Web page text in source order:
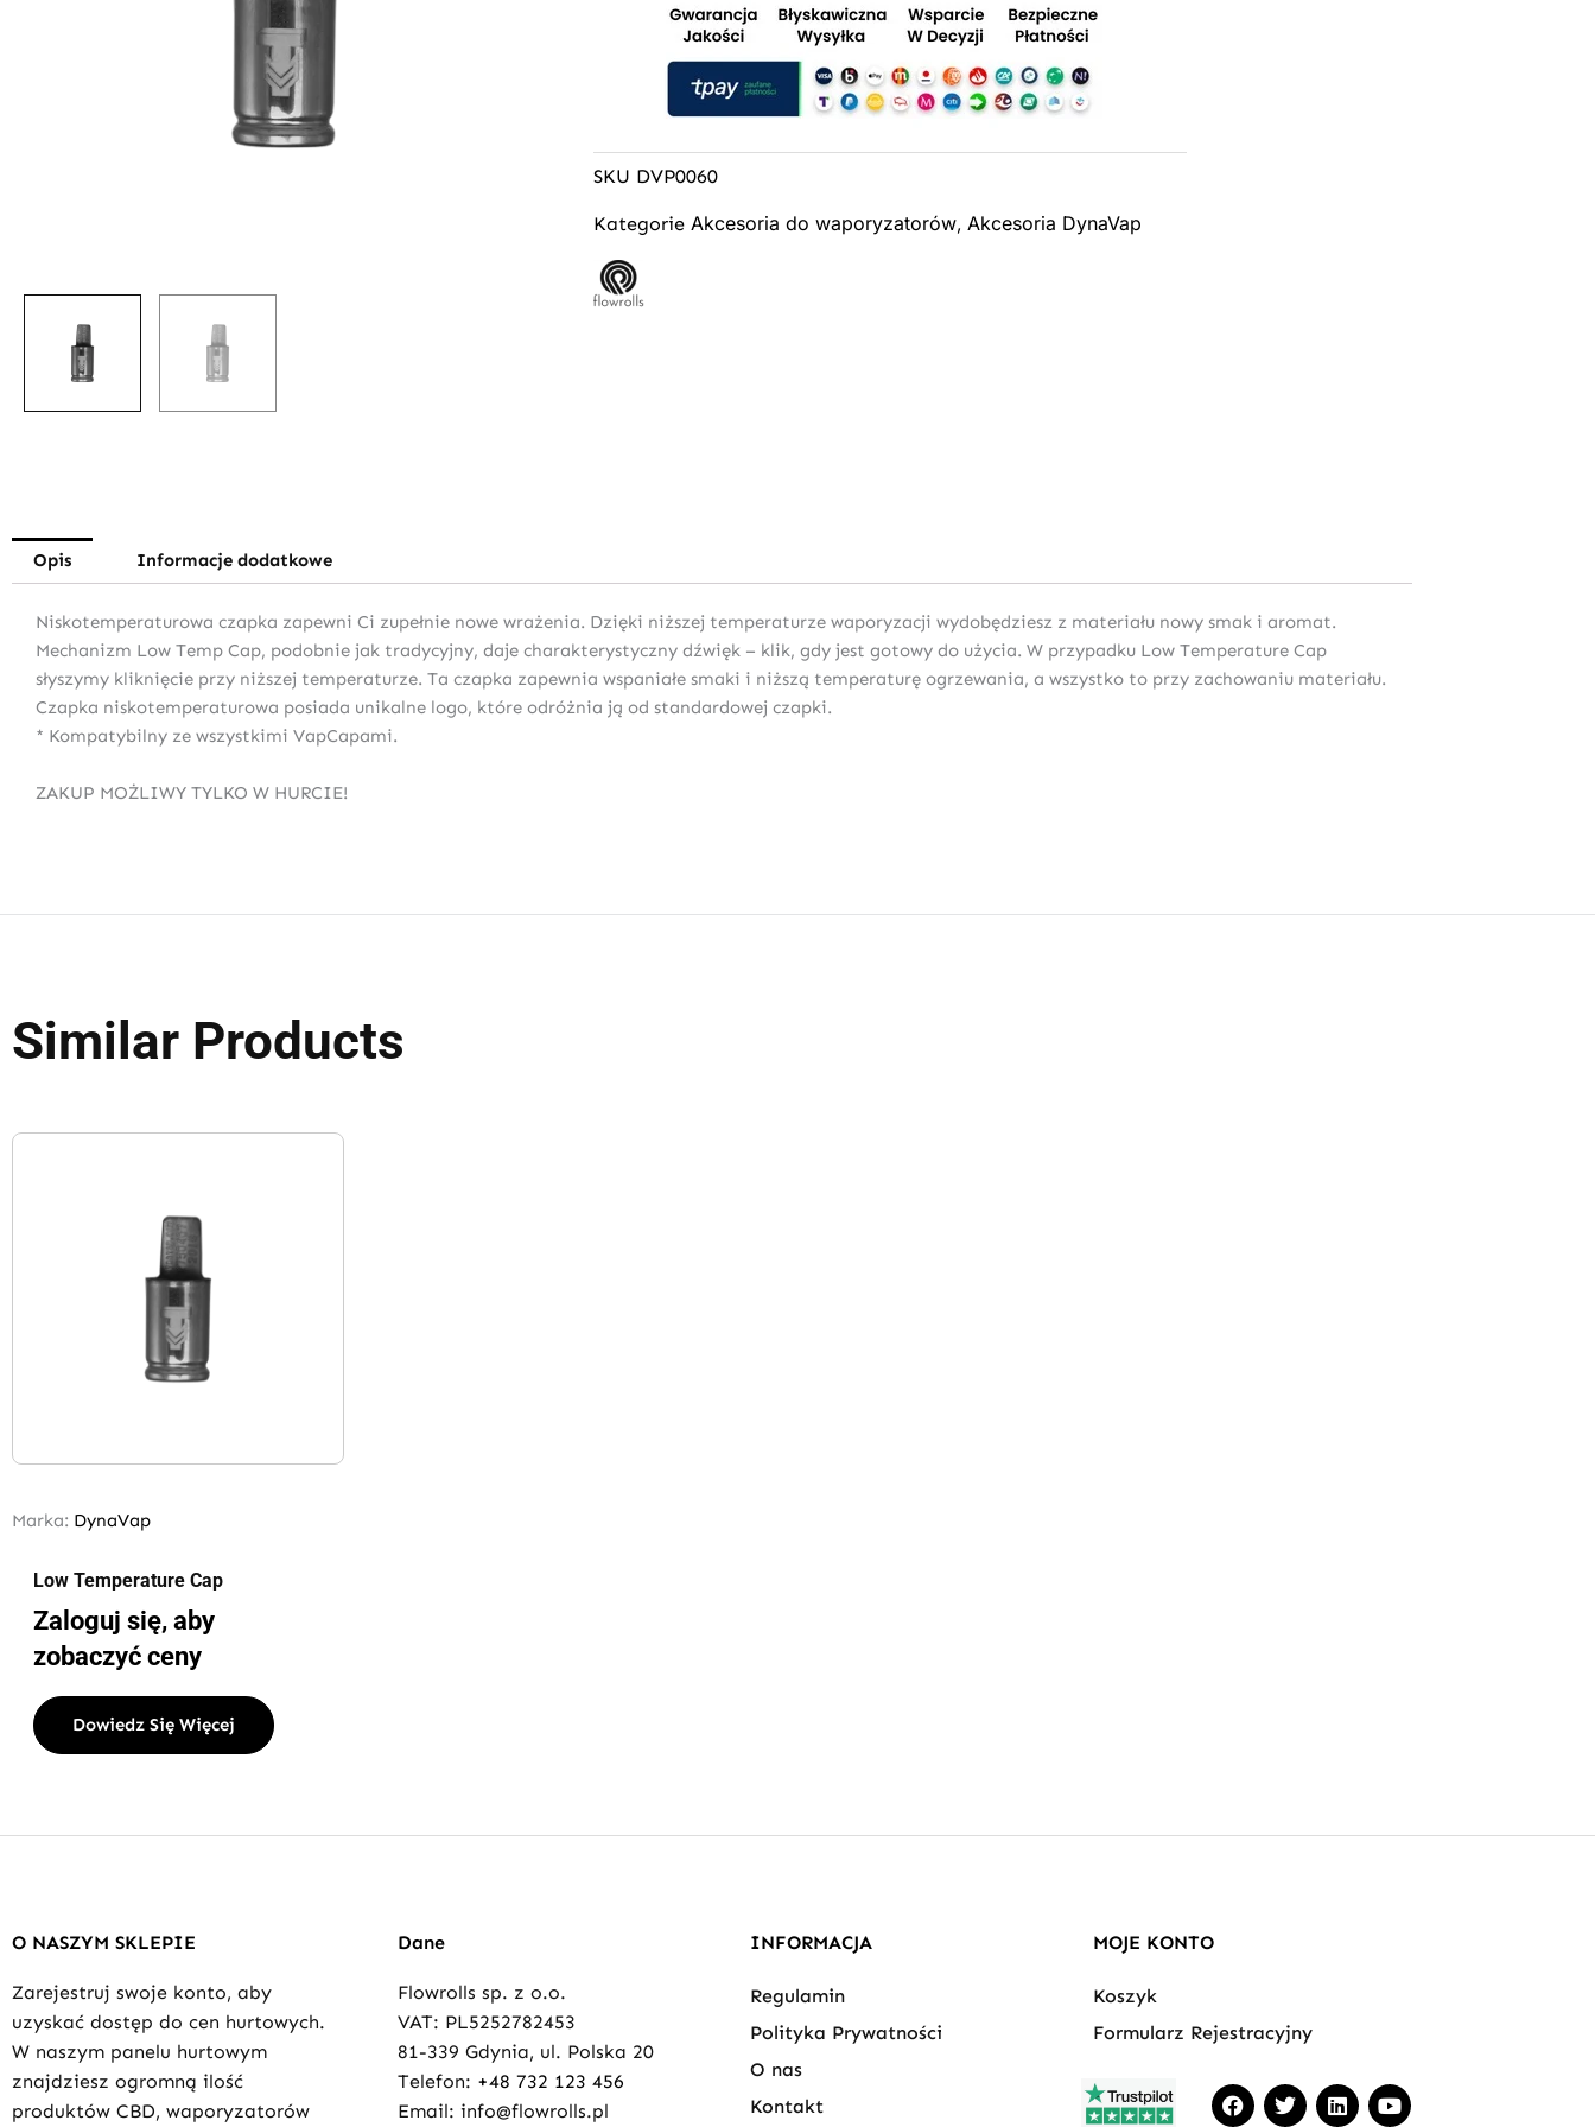
SKU DVP0060
Kategorie Akcesoria do waporyzatorów, Akcesoria DynaVap
Opis Informacje dodatkowe
Niskotemperaturowa czapka zapewni Ci zupełnie nowe wrażenia. Dzięki niższej temperaturze waporyzacji wydobędziesz z materiału nowy smak i aromat.
Mechanizm Low Temp Cap, podobnie jak tradycyjny, daje charakterystyczny dźwięk – klik, gdy jest gotowy do użycia. W przypadku Low Temperature Cap
słyszymy kliknięcie przy niższej temperaturze. Ta czapka zapewnia wspaniałe smaki i niższą temperaturę ogrzewania, a wszystko to przy zachowaniu materiału.
Czapka niskotemperaturowa posiada unikalne logo, które odróżnia ją od standardowej czapki.
* Kompatybilny ze wszystkimi VapCapami.
ZAKUP MOŻLIWY TYLKO W HURCIE!
Similar Products
Marka: DynaVap
Low Temperature Cap
Zaloguj się, aby
zobaczyć ceny
Dowiedz Się Więcej
O NASZYM SKLEPIE
Zarejestruj swoje konto, aby
uzyskać dostęp do cen hurtowych.
W naszym panelu hurtowym
znajdziesz ogromną ilość
produktów CBD, waporyzatorów
Dane
Flowrolls sp. z o.o.
VAT: PL5252782453
81-339 Gdynia, ul. Polska 20
Telefon: +48 732 123 456
Email: info@flowrolls.pl
INFORMACJA
Regulamin
Polityka Prywatności
O nas
Kontakt
MOJE KONTO
Koszyk
Formularz Rejestracyjny
F
a
T
w
L
i
Y
o